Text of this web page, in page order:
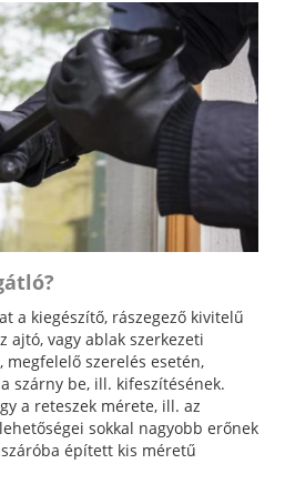
a kiegészítő, rászegező kivitelű
ajtó, vagy ablak szerkezeti
szerelés esetén,
szárny be, ill. kifeszítésének.
a reteszek mérete, ill. az
sokkal nagyobb erőnek
épített kis méretű